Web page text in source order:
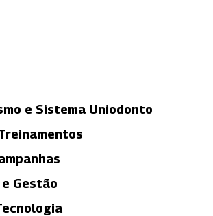
e Sistema Uniodonto
Gestão